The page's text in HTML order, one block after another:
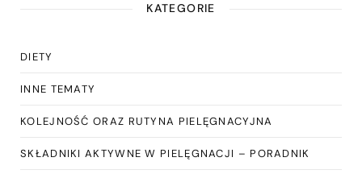
KATEGORIE
DIETY
INNE TEMATY
KOLEJNOŚĆ ORAZ RUTYNA PIELĘGNACYJNA
SKŁADNIKI AKTYWNE W PIELĘGNACJI – PORADNIK